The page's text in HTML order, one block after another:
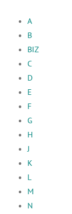
A
B
BIZ
C
D
E
F
G
H
J
K
L
M
N